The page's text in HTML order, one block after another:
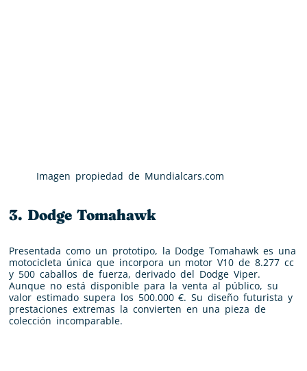
Imagen propiedad de Mundialcars.com
3. Dodge Tomahawk
Presentada como un prototipo, la Dodge Tomahawk es una
motocicleta única que incorpora un motor V10 de 8.277 cc
y 500 caballos de fuerza, derivado del Dodge Viper.
Aunque no está disponible para la venta al público, su
valor estimado supera los 500.000 €. Su diseño futurista y
prestaciones extremas la convierten en una pieza de
colección incomparable.